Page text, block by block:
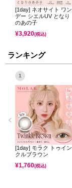
[1day] ネオサイト ワン
デー シエルUV となり
のあの子
¥3,920(税込)
ランキング
1
[1day] モラク トゥイン
クルブラウン
¥1,760(税込)